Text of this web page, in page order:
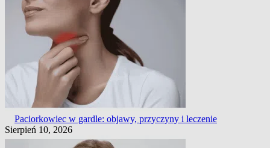
Paciorkowiec w gardle: objawy, przyczyny i leczenie
Sierpień 10, 2026